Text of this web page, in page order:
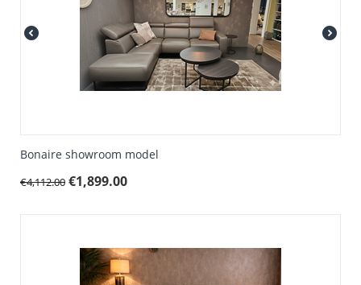
Bonaire showroom model
€4,112.00 €1,899.00